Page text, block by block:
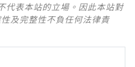
代表本站的立場。因此本站對
及完整性不負任何法律責